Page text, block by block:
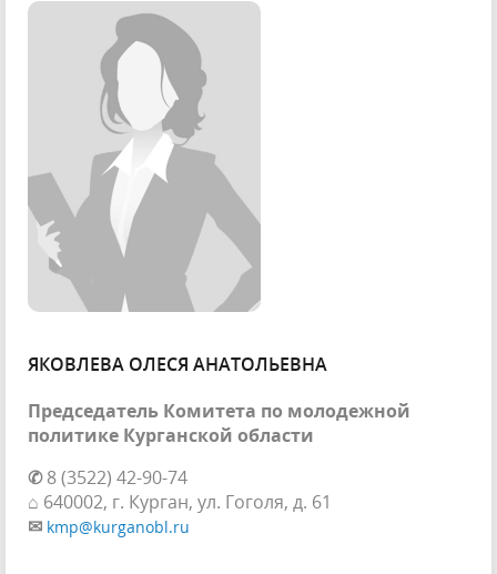
ЯКОВЛЕВА ОЛЕСЯ АНАТОЛЬЕВНА
Председатель Комитета по молодежной
политике Курганской области
✆8 (3522) 42-90-74
⌂ 640002, г. Курган, ул. Гоголя, д. 61
✉ kmp@kurganobl.ru